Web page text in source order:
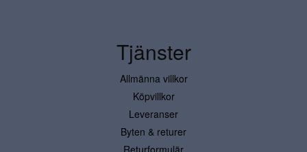
Tjänster
Allmänna villkor
Köpvillkor
Leveranser
Byten & returer
Returformulär